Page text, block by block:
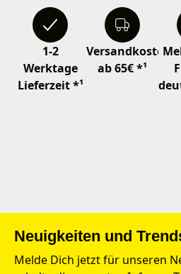
1-2
Werktage
Lieferzeit *¹
ab 65€ *¹
Neuigkeiten und
Melde Dich jetzt für unseren